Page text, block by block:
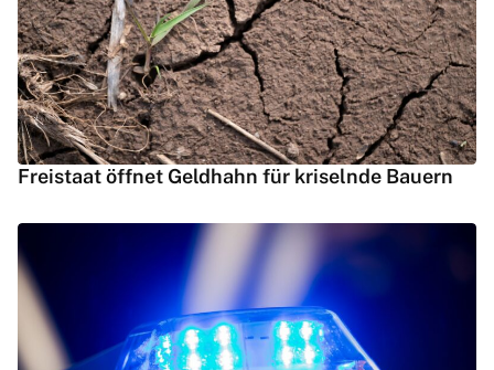
Freistaat öffnet Geldhahn für kriselnde Bauern